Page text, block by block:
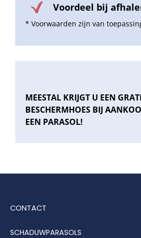
Voordeel bij
* Voorwaarden zijn van
MEESTAL KRIJGT U EEN
BESCHERMHOES BIJ
EEN PARASOL!
CONTACT
SCHADUWPARASOLS